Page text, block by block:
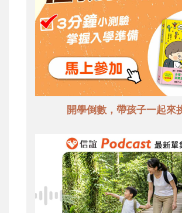
開學倒數，帶孩子一起來